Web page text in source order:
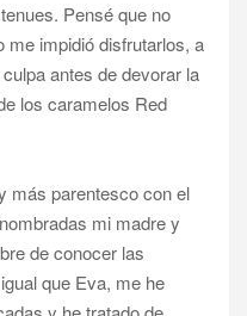
Pensé que no
me impidió disfrutarlos, a
antes de devorar la
los caramelos Red
más parentesco con el
mi madre y
de conocer las
que Eva, me he